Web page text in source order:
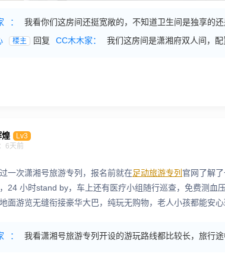
： 我看你们这房间还挺宽敞的，不知道卫生间是独享的还
楼主 回复 CC木木家： 我们这房间是潇湘府双人间，
煌
Lv3
6天前
一次潇湘号旅游专列，报名前就在足动旅游专列 官网了解
24 小时stand by，车上还有医疗小组随行巡查，免费测血
面游览无缝衔接豪华大巴，纯玩无购物，老人小孩都能安
： 我看潇湘号旅游专列开设的游玩路线都比较长，旅行途